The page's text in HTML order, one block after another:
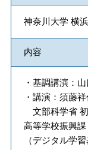
神奈川大学 横
内容
・基調講演：
・講演：須藤
文部科学省
高等学校振興
（デジタル学